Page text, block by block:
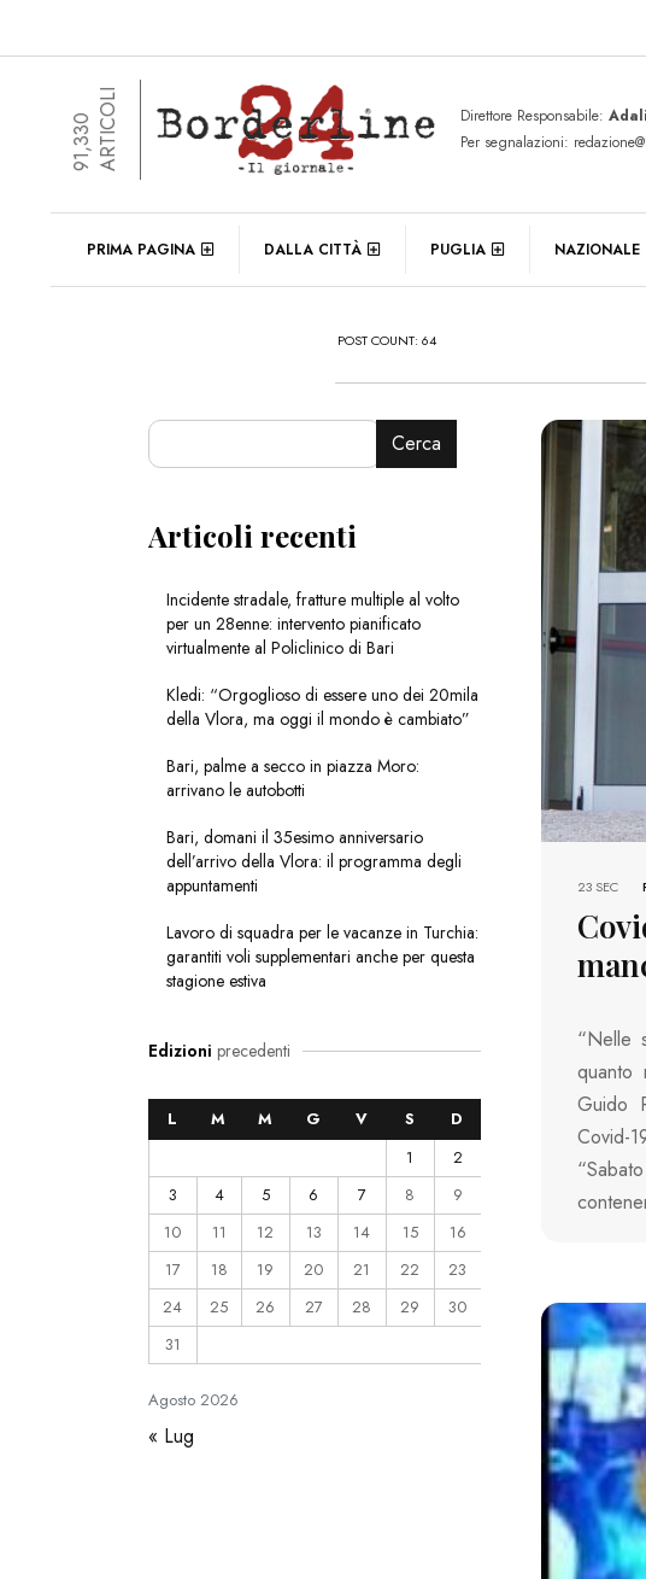
91,330ARTICOLI Direttore Responsabile:
Per segnalazioni:
PRIMA PAGINA DALLA CITTÀ PUGLIA NAZIONALE
POST COUNT: 64
23 SEC
“Nelle
quanto
Guido
Covid-
Cerca
Articoli recenti
Incidente stradale, fratture multiple al volto
per un 28enne: intervento pianificato
virtualmente al Policlinico di Bari
Kledi: “Orgoglioso di essere uno dei 20mila
della Vlora, ma oggi il mondo è cambiato”
Bari, palme a secco in piazza Moro:
arrivano le autobotti
Bari, domani il 35esimo anniversario
dell’arrivo della Vlora: il programma degli
appuntamenti
Lavoro di squadra per le vacanze in Turchia:
garantiti voli supplementari anche per questa
stagione estiva
Edizioni precedenti
Agosto2026
L M M G V S
D
1
2
3
4 5 6 7 8
9
10
11 12 13 14 15
16
17
18 19 20 21 22
23
24
25 26 27 28 29
30
31
« Lug